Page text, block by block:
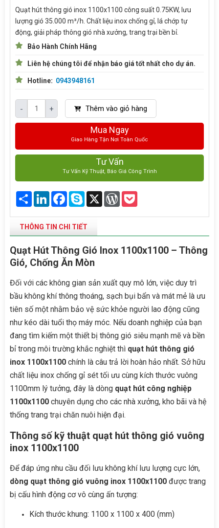
Quạt hút thông gió inox 1100x1100 công suất 0.75KW, lưu
lượng gió 35.000 m³/h. Chất liệu inox chống gỉ, lá chớp tự
động, giải pháp thông gió nhà xưởng, trang trại bền bỉ.
Bảo Hành Chính Hãng
Liên hệ chúng tôi để nhận báo giá tốt nhất cho dự án.
Hotline: 0943948161
- + Thêm vào giỏ hàng
Mua Ngay
Giao Hàng Tận Nơi Toàn Quốc
Tư Vấn
Tư Vấn Kỹ Thuật, Báo Giá Công Trình
Share LinkedInFacebook
Skype X WordPress
THÔNG TIN CHI TIẾT
Quạt Hút Thông Gió Inox 1100x1100 – Thông
Gió, Chống Ăn Mòn
Đối với các không gian sản xuất quy mô lớn, việc duy trì
bầu không khí thông thoáng, sạch bụi bẩn và mát mẻ là ưu
tiên số một nhằm bảo vệ sức khỏe người lao động cũng
như kéo dài tuổi thọ máy móc. Nếu doanh nghiệp của bạn
đang tìm kiếm một thiết bị thông gió siêu mạnh mẽ và bền
bỉ trong môi trường khắc nghiệt thì quạt hút thông gió
inox 1100x1100 chính là câu trả lời hoàn hảo nhất. Sở hữu
chất liệu inox chống gỉ sét tối ưu cùng kích thước vuông
1100mm lý tưởng, đây là dòng quạt hút công nghiệp
1100x1100 chuyên dụng cho các nhà xưởng, kho bãi và hệ
thống trang trại chăn nuôi hiện đại.
Thông số kỹ thuật quạt hút thông gió vuông
inox 1100x1100
Để đáp ứng nhu cầu đối lưu không khí lưu lượng cực lớn,
dòng quạt thông gió vuông inox 1100x1100 được trang
bị cấu hình động cơ vô cùng ấn tượng:
Kích thước khung: 1100 x 1100 x 400 (mm)